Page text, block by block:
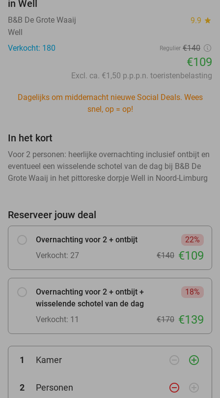
in Well
B&B De Grote Waaij 9.9 star
Well
Verkocht: 180
Regulier €140
€109
Excl. ca. €1,50 p.p.p.n. toeristenbelasting
Dagelijks om middernacht nieuwe Social Deals. Wees
snel, op = op!
In het kort
Voor 2 personen: heerlijke overnachting inclusief ontbijt en
eventueel een wisselende schotel van de dag bij B&B De
Grote Waaij in het pittoreske dorpje Well in Noord-Limburg
Reserveer jouw deal
Overnachting voor 2 + ontbijt
22%
Verkocht: 27
€140 €109
Overnachting voor 2 + ontbijt +
wisselende schotel van de dag
18%
Verkocht: 11 €170 €139
1 Kamer remove_circle_outline add_circle_outline
2 Personen remove_circle_outline add_circle_outline